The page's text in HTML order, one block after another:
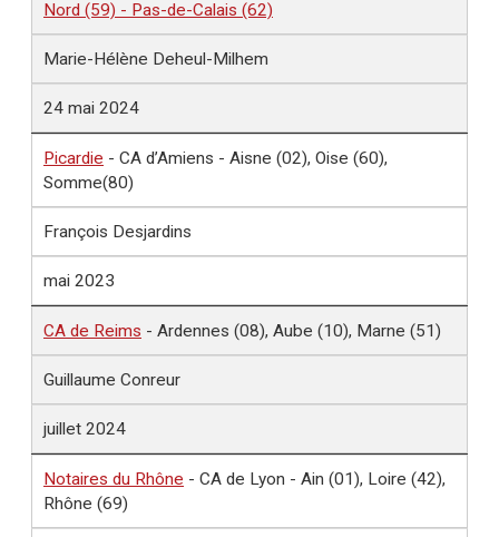
Nord (59) - Pas-de-Calais (62)
Marie-Hélène Deheul-Milhem
24 mai 2024
Picardie - CA d’Amiens - Aisne (02), Oise (60),
Somme(80)
François Desjardins
mai 2023
CA de Reims - Ardennes (08), Aube (10), Marne (51)
Guillaume Conreur
juillet 2024
Notaires du Rhône - CA de Lyon - Ain (01), Loire (42),
Rhône (69)